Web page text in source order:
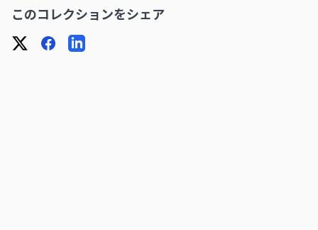
このコレクションをシェア
X FacebookLinkedIn